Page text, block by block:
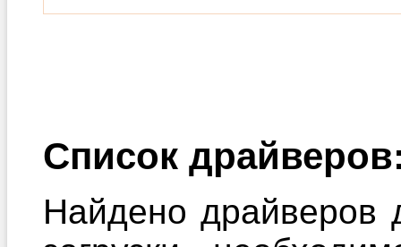
Список
Найдено драйверов